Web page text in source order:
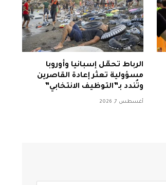
الرباط تحمّل إسبانيا وأوروبا
مسؤولية تعثر إعادة القاصرين
وتُندد بـ”التوظيف الانتخابي”
أغسطس 7, 2026